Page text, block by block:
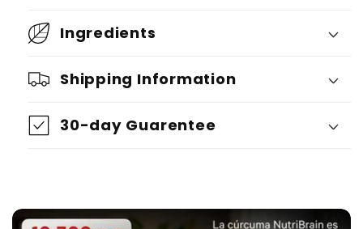
Ingredients
Shipping Information
30-day Guarentee